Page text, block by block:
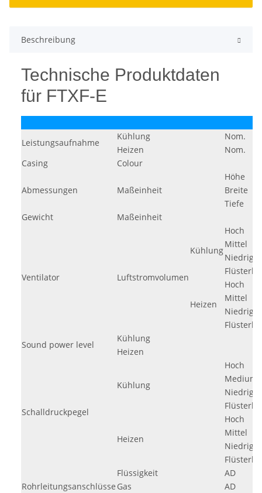
Beschreibung
Technische Produktdaten
für FTXF-E
Leistungsaufnahme
Kühlung
Nom.
Heizen
Nom.
Casing
Colour
Abmessungen Maßeinheit
Höhe
Breite
Tiefe
Gewicht
Maßeinheit
Ventilator Luftstromvolumen
Kühlung
Hoch
Mittel
Niedrig
Heizen
Hoch
Mittel
Niedrig
Sound power level
Kühlung
Heizen
Schalldruckpegel
Kühlung
Hoch
Medium
Niedrig
Heizen
Hoch
Mittel
Niedrig
Rohrleitungsanschlüsse
Flüssigkeit
AD
Gas
AD